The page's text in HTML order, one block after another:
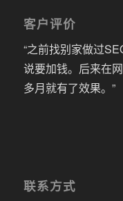
客户评价
“之前找别家做过
说要加钱。后来在
多月就有了效果。”
联系方式